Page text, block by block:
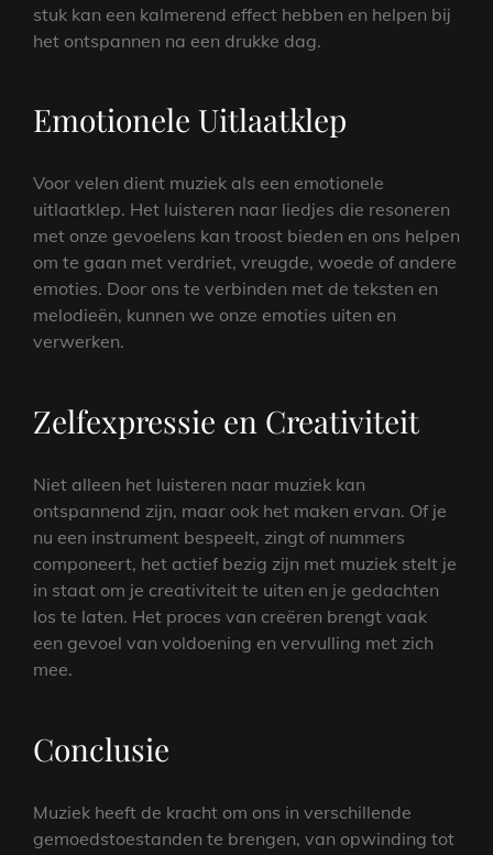
stuk kan een kalmerend effect hebben en helpen bij
het ontspannen na een drukke dag.
Emotionele Uitlaatklep
Voor velen dient muziek als een emotionele
uitlaatklep. Het luisteren naar liedjes die resoneren
met onze gevoelens kan troost bieden en ons helpen
om te gaan met verdriet, vreugde, woede of andere
emoties. Door ons te verbinden met de teksten en
melodieën, kunnen we onze emoties uiten en
verwerken.
Zelfexpressie en Creativiteit
Niet alleen het luisteren naar muziek kan
ontspannend zijn, maar ook het maken ervan. Of je
nu een instrument bespeelt, zingt of nummers
componeert, het actief bezig zijn met muziek stelt je
in staat om je creativiteit te uiten en je gedachten
los te laten. Het proces van creëren brengt vaak
een gevoel van voldoening en vervulling met zich
mee.
Conclusie
Muziek heeft de kracht om ons in verschillende
gemoedstoestanden te brengen, van opwinding tot